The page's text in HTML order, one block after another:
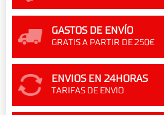
GASTOS DE ENVÍO
GRATIS A PARTIR DE 250€
ENVIOS EN 24HORAS
TARIFAS DE ENVIO